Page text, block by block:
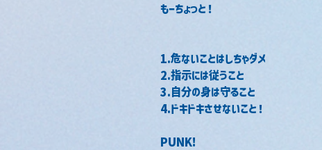
もーちょっと！
1.危ないことはしちゃダメ
2.指示には従うこと
3.自分の身は守ること
4.ドキドキさせないこと！
PUNK!